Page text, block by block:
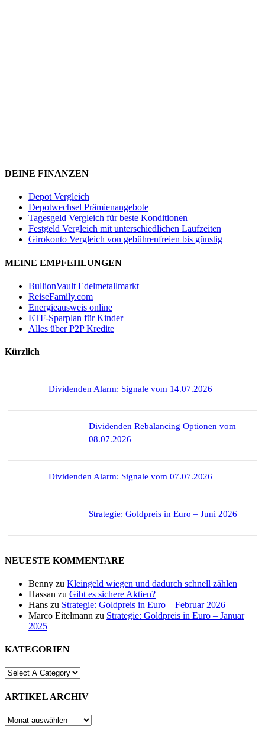
DEINE FINANZEN
Depot Vergleich
Depotwechsel Prämienangebote
Tagesgeld Vergleich für beste Konditionen
Festgeld Vergleich mit unterschiedlichen Laufzeiten
Girokonto Vergleich von gebührenfreien bis günstig
MEINE EMPFEHLUNGEN
BullionVault Edelmetallmarkt
ReiseFamily.com
Energieausweis online
ETF-Sparplan für Kinder
Alles über P2P Kredite
Kürzlich
Dividenden Alarm: Signale vom 14.07.2026
Dividenden Rebalancing Optionen vom
08.07.2026
Dividenden Alarm: Signale vom 07.07.2026
Strategie: Goldpreis in Euro – Juni 2026
NEUESTE KOMMENTARE
Benny zu Kleingeld wiegen und dadurch schnell zählen
Hassan zu Gibt es sichere Aktien?
Hans zu Strategie: Goldpreis in Euro – Februar 2026
Marco Eitelmann zu Strategie: Goldpreis in Euro – Januar
2025
KATEGORIEN
ARTIKEL ARCHIV
ARTIKEL